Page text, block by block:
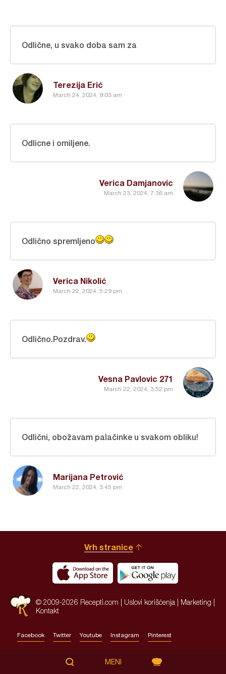
Terezija Erić
March 24, 2024, 9:03 am
Odlične, u svako doba sam za
Verica Damjanovic
March 23, 2024, 7:36 am
Odlicne i omiljene.
Verica Nikolić
March 22, 2024, 5:29 pm
Odlično spremljeno
Vesna Pavlovic 271
March 22, 2024, 3:52 pm
Odlično.Pozdrav.
Marijana Petrović
March 22, 2024, 3:45 pm
Odlični, obožavam palačinke u svakom obliku!
Vrh stranice
© 2009-2026 Recepti.com | Uslovi korišćenja Marketing
Kontakt
Facebook Twitter Youtube Instagram Pinterest